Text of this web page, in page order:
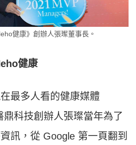
健康》創辦人張璨董事長。
健康
最多人看的健康媒體
鼎科技創辦人張璨當年為了
訊，從 Google 第一頁翻到